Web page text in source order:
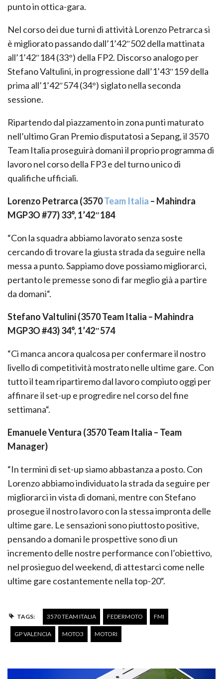
punto in ottica-gara.
Nel corso dei due turni di attività Lorenzo Petrarca si
è migliorato passando dall’1’42″502 della mattinata
all’1’42″184 (33°) della FP2. Discorso analogo per
Stefano Valtulini, in progressione dall’1’43″159 della
prima all’1’42″574 (34°) siglato nella seconda
sessione.
Ripartendo dal piazzamento in zona punti maturato
nell’ultimo Gran Premio disputatosi a Sepang, il 3570
Team Italia proseguirà domani il proprio programma di
lavoro nel corso della FP3 e del turno unico di
qualifiche ufficiali.
Lorenzo Petrarca (3570Team Italia – Mahindra
MGP3O #77) 33°, 1’42″184
“Con la squadra abbiamo lavorato senza soste
cercando di trovare la giusta strada da seguire nella
messa a punto. Sappiamo dove possiamo migliorarci,
pertanto le premesse sono di far meglio già a partire
da domani“.
Stefano Valtulini (3570 Team Italia – Mahindra
MGP3O #43) 34°, 1’42″574
“Ci manca ancora qualcosa per confermare il nostro
livello di competitività mostrato nelle ultime gare. Con
tutto il team ripartiremo dal lavoro compiuto oggi per
affinare il set-up e progredire nel corso del fine
settimana“.
Emanuele Ventura (3570 Team Italia – Team
Manager)
“In termini di set-up siamo abbastanza a posto. Con
Lorenzo abbiamo individuato la strada da seguire per
migliorarci in vista di domani, mentre con Stefano
prosegue il nostro lavoro con la stessa impronta delle
ultime gare. Le sensazioni sono piuttosto positive,
pensando a domani le prospettive sono di un
incremento delle nostre performance con l’obiettivo,
nel prosieguo del weekend, di attestarci come nelle
ultime gare costantemente nella top-20“.
TAGS: 3570 TEAM ITALIA FEDERMOTO FMI
GP VALENCIA MOTO3 MOTORI